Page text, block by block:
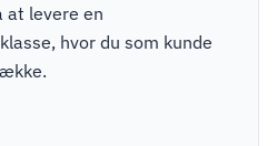
at levere en
hvor du som kunde